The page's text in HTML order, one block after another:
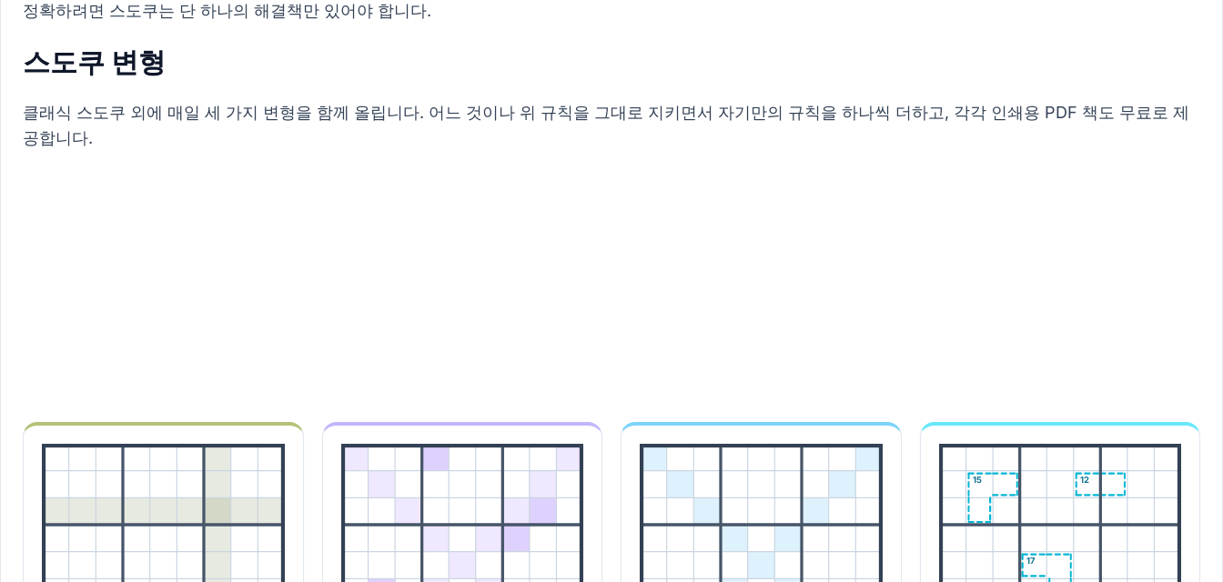
정확하려면 스도쿠는 단 하나의 해결책만 있어야 합니다.
스도쿠 변형
클래식 스도쿠 외에 매일 세 가지 변형을 함께 올립니다. 어느 것이나 위 규칙을 그대로 지키면서 자기만의 규칙을 하나씩 더하고, 각각 인쇄용 PDF 책도 무료로 제
공합니다.
15 12
17